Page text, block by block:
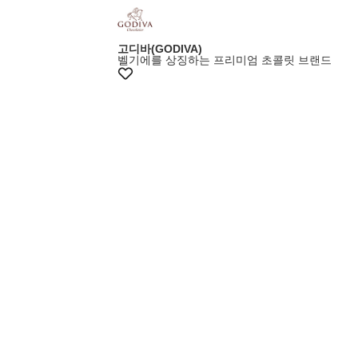
고디바(GODIVA)
벨기에를 상징하는 프리미엄 초콜릿 브랜드